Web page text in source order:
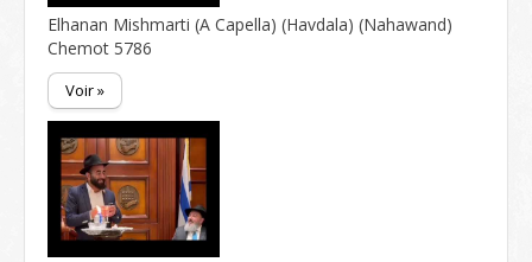
Elhanan Mishmarti (A Capella) (Havdala) (Nahawand)
Chemot 5786
Voir »